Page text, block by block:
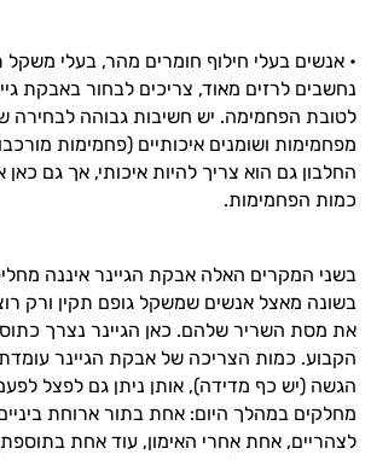
• אנשים בעלי חילוף חומרים מהר, בעלי משקל
לטובת הפחמימה. יש חשיבות גבוהה לבחירה
החלבון גם הוא צריך להיות איכותי, אך גם
כמות הפחמימות.
בשני המקרים האלה אבקת הגיינר איננה
בשונה מאצל אנשים שמשקל גופם תקין ורק
את מסת השריר שלהם. כאן הגיינר נצרך
הגשה (יש כף מדידה), אותן ניתן גם לפצל
מחלקים במהלך היום: אחת בתור ארוחת
לצהריים, אחת אחרי האימון, עוד אחת